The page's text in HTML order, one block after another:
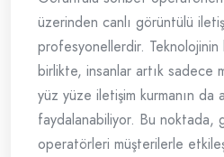
üzerinden canlı görüntülü
profesyonellerdir. Teknolojinin
birlikte, insanlar artık sadece
yüz yüze iletişim kurmanın da
faydalanabiliyor. Bu noktada,
operatörleri müşterilerle